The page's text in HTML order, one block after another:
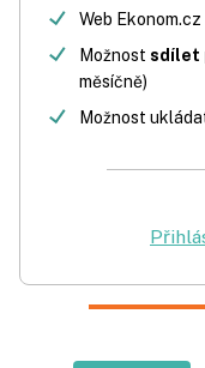
Web Ekonom.cz
Možnost sdílet
měsíčně)
Možnost